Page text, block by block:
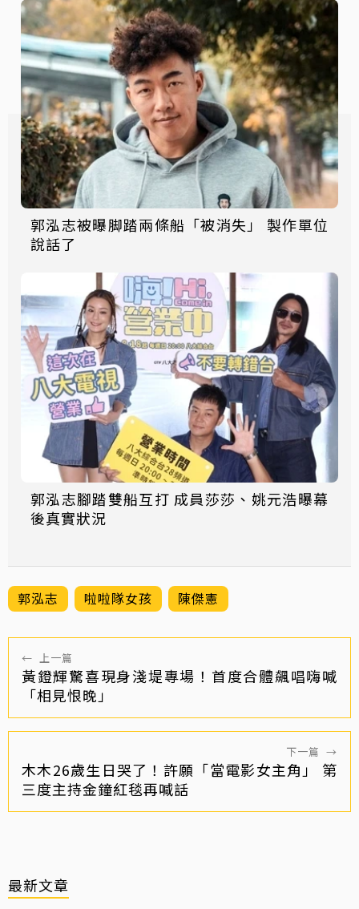
郭泓志被曝脚踏兩條船「被消失」 製作單位
說話了
郭泓志腳踏雙船互打 成員莎莎、姚元浩曝幕
後真實狀況
郭泓志 啦啦隊女孩 陳傑憲
← 上一篇
黃鐙輝驚喜現身淺堤專場！首度合體飆唱嗨喊
「相見恨晚」
下一篇 →
木木26歲生日哭了！許願「當電影女主角」 第
三度主持金鐘紅毯再喊話
最新文章